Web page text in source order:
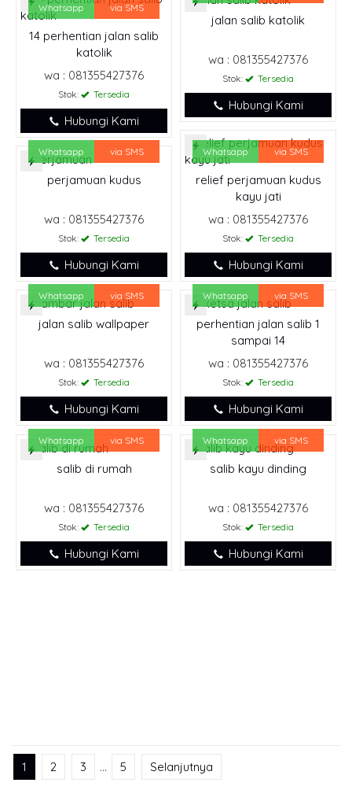
Whatsapp via SMS
14 perhentian jalan salib
katolik
wa : 081355427376
Stok: Tersedia
Hubungi Kami
jalan salib katolik
wa : 081355427376
Stok: Tersedia
Hubungi Kami
Whatsapp via SMS
relief perjamuan kudus
kayu jati
wa : 081355427376
Stok: Tersedia
Hubungi Kami
Whatsapp via SMS
perjamuan kudus
wa : 081355427376
Stok: Tersedia
Hubungi Kami
Whatsapp via SMS
jalan salib wallpaper
wa : 081355427376
Stok: Tersedia
Hubungi Kami
Whatsapp via SMS
perhentian jalan salib 1
sampai 14
wa : 081355427376
Stok: Tersedia
Hubungi Kami
Whatsapp via SMS
salib di rumah
wa : 081355427376
Stok: Tersedia
Hubungi Kami
Whatsapp via SMS
salib kayu dinding
wa : 081355427376
Stok: Tersedia
Hubungi Kami
1 2 3 … 5 Selanjutnya